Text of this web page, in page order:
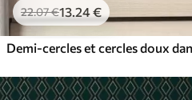
22.07€13.24€